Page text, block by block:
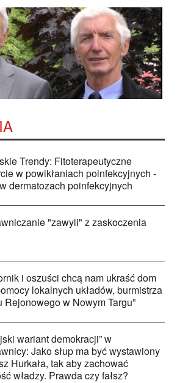
Trendy: Fitoterapeutyczne
w powikłaniach poinfekcyjnych -
dermatozach poinfekcyjnych
"zawyli" z zaskoczenia
i oszuści chcą nam ukraść dom
lokalnych układów, burmistrza
Rejonowego w Nowym Targu”
wariant demokracji” w
Jako słup ma być wystawiony
Hurkała, tak aby zachować
władzy. Prawda czy fałsz?